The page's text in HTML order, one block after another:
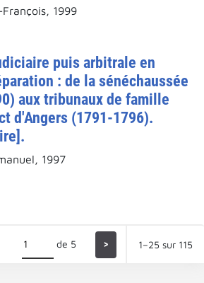
François, 1999
puis arbitrale en
: de la sénéchaussée
aux tribunaux de famille
d'Angers (1791-1796).
1997
de 5 > 1–25 sur 115